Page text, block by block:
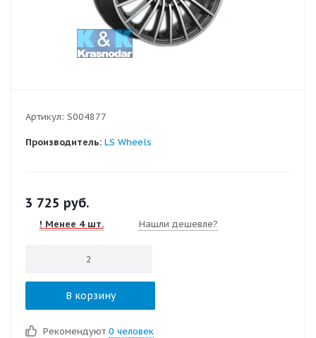
Артикул: S004877
Производитель: LS Wheels
3 725 руб.
! Менее 4 шт. Нашли дешевле?
В корзину
Рекомендуют 0 человек